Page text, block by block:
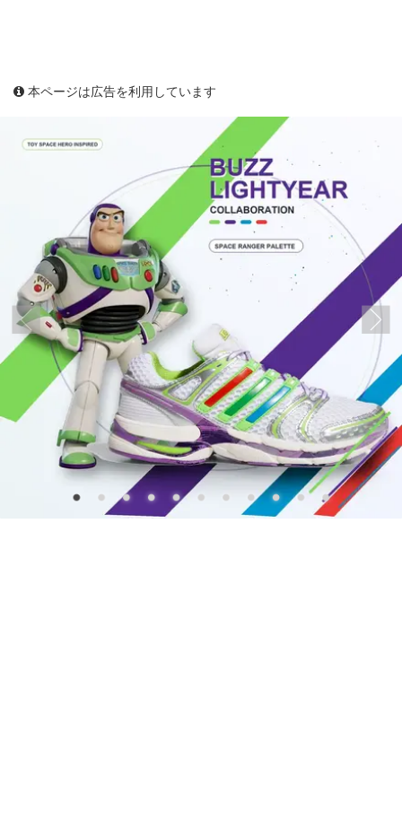
本ページは広告を利用しています